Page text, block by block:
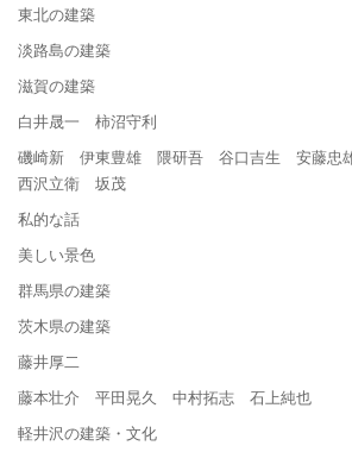
東北の建築
淡路島の建築
滋賀の建築
白井晟一 柿沼守利
磯崎新 伊東豊雄 隈研吾 谷口吉生 安藤
西沢立衛 坂茂
私的な話
美しい景色
群馬県の建築
茨木県の建築
藤井厚二
藤本壮介 平田晃久 中村拓志 石上純也
軽井沢の建築・文化